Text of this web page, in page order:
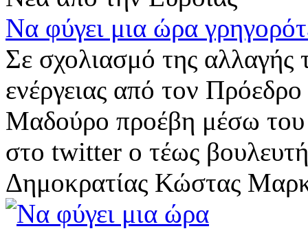
Να φύγει μια ώρα
Σε σχολιασμό της αλλαγής
ενέργειας από τον
Μαδούρο προέβη μέσω
στο twitter ο τέως
Δημοκρατίας Κώστας